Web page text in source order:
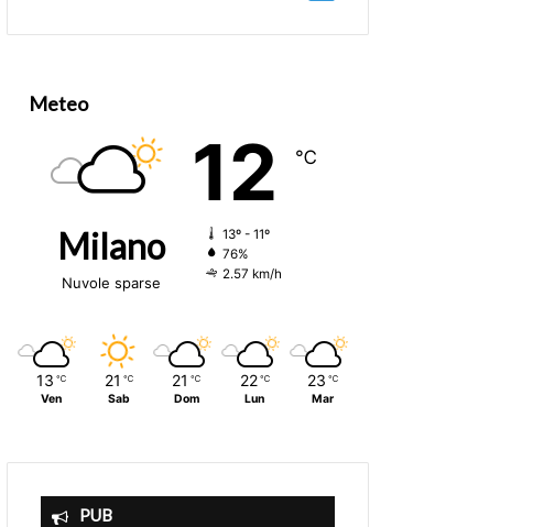
Meteo
Milano
Nuvole sparse
12 ℃
13º - 11º
76%
2.57 km/h
13 ℃
Ven
21 ℃
Sab
21 ℃
Dom
22 ℃
Lun
23 ℃
Mar
PUB